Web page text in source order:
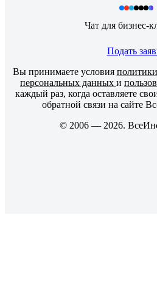
Чат для бизнес-
Подать
Вы принимаете условия
персональных данных и
каждый раз, когда оставляете
обратной связи на сайте
© 2006 — 2026.